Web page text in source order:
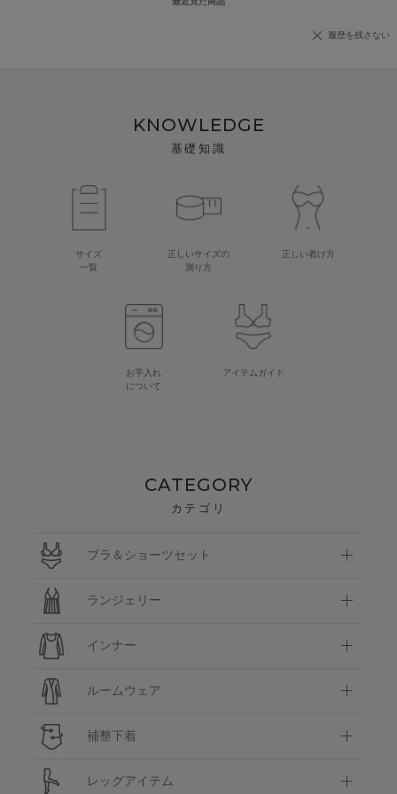
履歴を残さない
KNOWLEDGE
基礎知識
サイズ
一覧
正しいサイズの
測り方
正しい着け方
お手入れ
について
アイテムガイド
CATEGORY
カテゴリ
ブラ＆ショーツセット
ランジェリー
インナー
ルームウェア
補整下着
レッグアイテム